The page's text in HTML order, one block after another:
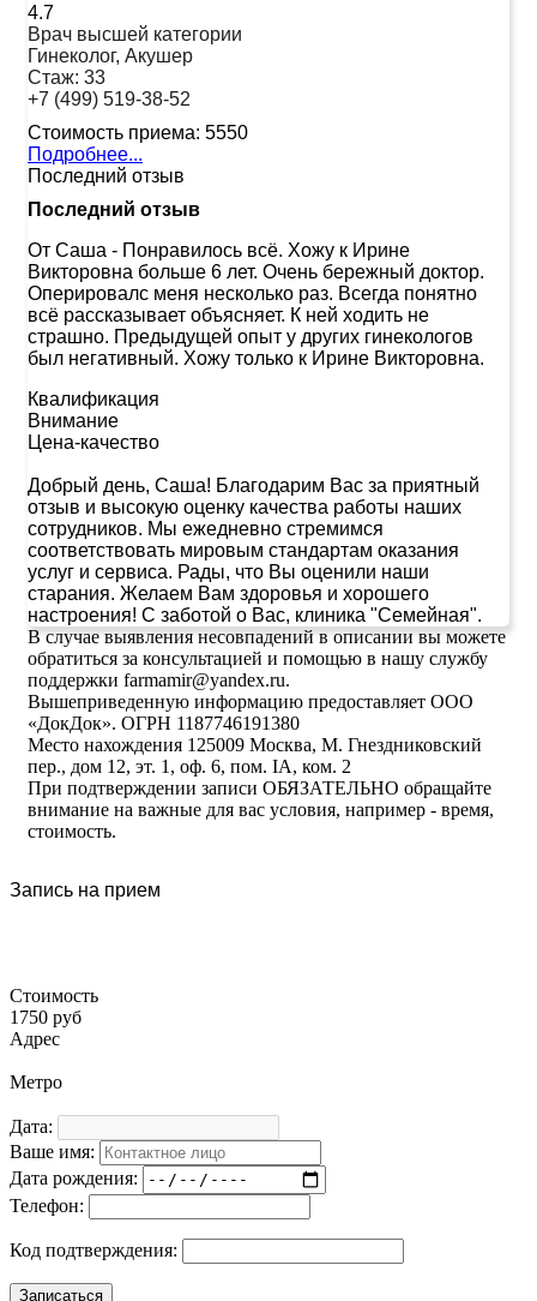
4.7
Врач высшей категории
Гинеколог, Акушер
Стаж: 33
+7 (499) 519-38-52
Стоимость приема: 5550
Подробнее...
Последний отзыв
Последний отзыв
От Саша - Понравилось всё. Хожу к Ирине
Викторовна больше 6 лет. Очень бережный доктор.
Оперировалс меня несколько раз. Всегда понятно
всё рассказывает объясняет. К ней ходить не
страшно. Предыдущей опыт у других гинекологов
был негативный. Хожу только к Ирине Викторовна.
Квалификация
Внимание
Цена-качество
Добрый день, Саша! Благодарим Вас за приятный
отзыв и высокую оценку качества работы наших
сотрудников. Мы ежедневно стремимся
соответствовать мировым стандартам оказания
услуг и сервиса. Рады, что Вы оценили наши
старания. Желаем Вам здоровья и хорошего
настроения! С заботой о Вас, клиника "Семейная".
В случае выявления несовпадений в описании вы можете
обратиться за консультацией и помощью в нашу службу
поддержки farmamir@yandex.ru.
Вышеприведенную информацию предоставляет ООО
«ДокДок». ОГРН 1187746191380
Место нахождения 125009 Москва, М. Гнездниковский
пер., дом 12, эт. 1, оф. 6, пом. IA, ком. 2
При подтверждении записи ОБЯЗАТЕЛЬНО обращайте
внимание на важные для вас условия, например - время,
стоимость.
Запись на прием
Стоимость
1750 руб
Адрес
Метро
Дата:
Ваше имя:
Дата рождения:
Телефон:
Код подтверждения: